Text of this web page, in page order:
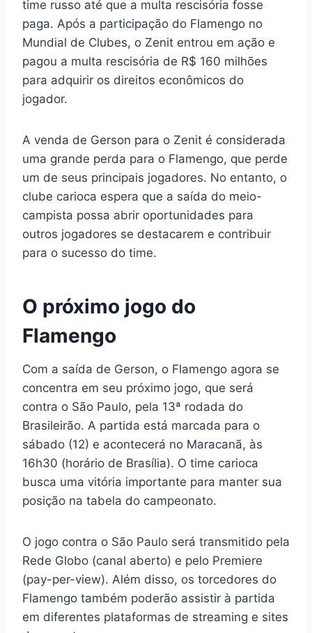
time russo até que a multa rescisória fosse
paga. Após a participação do Flamengo no
Mundial de Clubes, o Zenit entrou em ação e
pagou a multa rescisória de R$ 160 milhões
para adquirir os direitos econômicos do
jogador.
A venda de Gerson para o Zenit é considerada
uma grande perda para o Flamengo, que perde
um de seus principais jogadores. No entanto, o
clube carioca espera que a saída do meio-
campista possa abrir oportunidades para
outros jogadores se destacarem e contribuir
para o sucesso do time.
O próximo jogo do
Flamengo
Com a saída de Gerson, o Flamengo agora se
concentra em seu próximo jogo, que será
contra o São Paulo, pela 13ª rodada do
Brasileirão. A partida está marcada para o
sábado (12) e acontecerá no Maracanã, às
16h30 (horário de Brasília). O time carioca
busca uma vitória importante para manter sua
posição na tabela do campeonato.
O jogo contra o São Paulo será transmitido pela
Rede Globo (canal aberto) e pelo Premiere
(pay-per-view). Além disso, os torcedores do
Flamengo também poderão assistir à partida
em diferentes plataformas de streaming e sites